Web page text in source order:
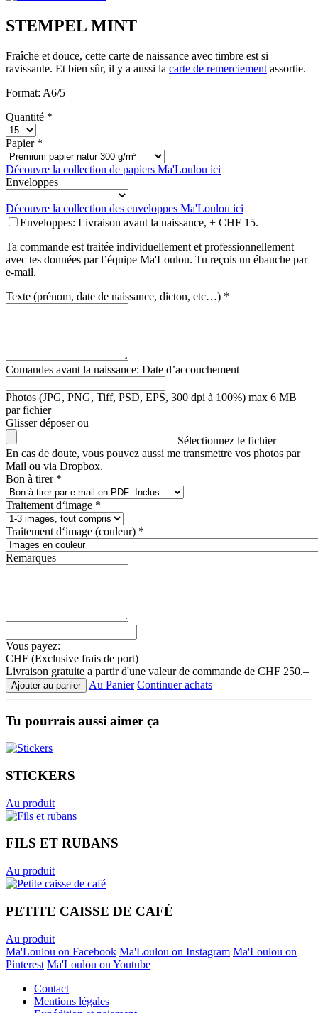
STEMPEL MINT
Fraîche et douce, cette carte de naissance avec timbre est si
ravissante. Et bien sûr, il y a aussi la carte de remerciement assortie.
Format: A6/5
Quantité *
Papier *
Découvre la collection de papiers Ma'Loulou ici
Enveloppes
Découvre la collection des enveloppes Ma'Loulou ici
Enveloppes: Livraison avant la naissance, + CHF 15.–
Ta commande est traitée individuellement et professionnellement
avec tes données par l’équipe Ma'Loulou. Tu reçois un ébauche par
e-mail.
Texte (prénom, date de naissance, dicton, etc…) *
Comandes avant la naissance: Date d’accouchement
Photos (JPG, PNG, Tiff, PSD, EPS, 300 dpi à 100%) max 6 MB
par fichier
Glisser déposer ou
Sélectionnez le fichier
En cas de doute, vous pouvez aussi me transmettre vos photos par
Mail ou via Dropbox.
Bon à tirer *
Traitement d‘image *
Traitement d‘image (couleur) *
Remarques
Vous payez:
CHF (Exclusive frais de port)
Livraison gratuite a partir d'une valeur de commande de CHF 250.–
Ajouter au panier Au Panier Continuer achats
Tu pourrais aussi aimer ça
STICKERS
Au produit
FILS ET RUBANS
Au produit
PETITE CAISSE DE CAFÉ
Au produit
Ma'Loulou on Facebook Ma'Loulou on Instagram Ma'Loulou on
Pinterest Ma'Loulou on Youtube
Contact
Mentions légales